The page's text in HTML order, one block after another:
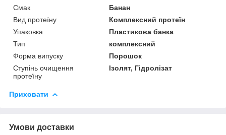
Смак
Банан
Вид протеїну
Комплексний протеїн
Упаковка
Пластикова банка
Тип
комплексний
Форма випуску
Порошок
Ступінь очищення
протеїну
Ізолят, Гідролізат
Приховати
Умови доставки